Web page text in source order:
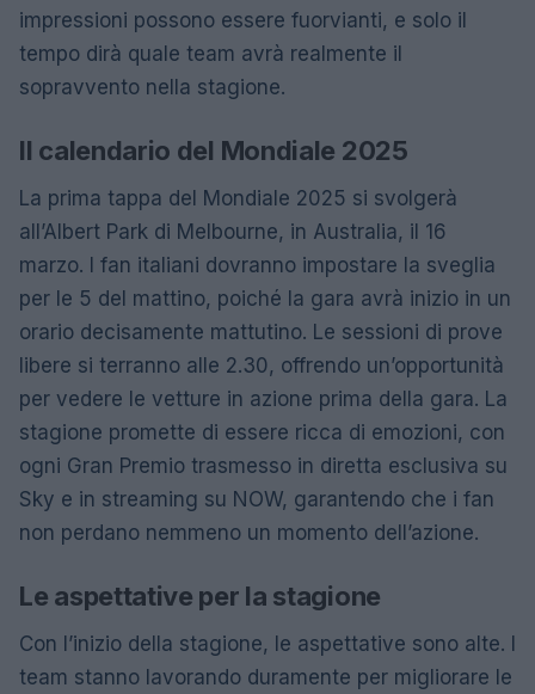
impressioni possono essere fuorvianti, e solo il
tempo dirà quale team avrà realmente il
sopravvento nella stagione.
Il calendario del Mondiale 2025
La prima tappa del Mondiale 2025 si svolgerà
all’Albert Park di Melbourne, in Australia, il 16
marzo. I fan italiani dovranno impostare la sveglia
per le 5 del mattino, poiché la gara avrà inizio in un
orario decisamente mattutino. Le sessioni di prove
libere si terranno alle 2.30, offrendo un’opportunità
per vedere le vetture in azione prima della gara. La
stagione promette di essere ricca di emozioni, con
ogni Gran Premio trasmesso in diretta esclusiva su
Sky e in streaming su NOW, garantendo che i fan
non perdano nemmeno un momento dell’azione.
Le aspettative per la stagione
Con l’inizio della stagione, le aspettative sono alte. I
team stanno lavorando duramente per migliorare le